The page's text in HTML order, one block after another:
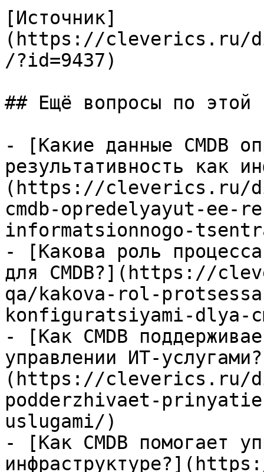
[Источник]
(https://cleverics.ru/
/?id=9437)
## Ещё вопросы по этой
- [Какие данные CMDB
результативность как
(https://cleverics.ru/
cmdb-opredelyayut-
informatsionnogo-
- [Какова роль процесса
для CMDB?](https://
qa/kakova-rol-
konfiguratsiyami-dlya-
- [Как CMDB
управлении ИТ-
(https://cleverics.ru/
podderzhivaet-
uslugami/)
- [Как CMDB помогает